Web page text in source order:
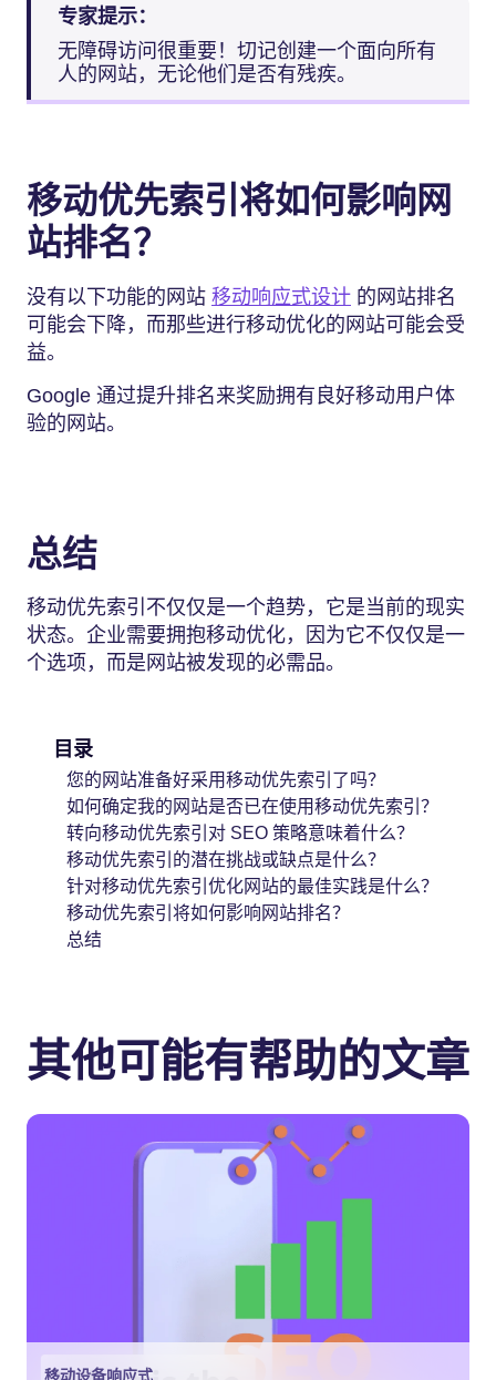
专家提示：
无障碍访问很重要！切记创建一个面向所有
人的网站，无论他们是否有残疾。
移动优先索引将如何影响网
站排名？
没有以下功能的网站 移动响应式设计 的网站排名
可能会下降，而那些进行移动优化的网站可能会受
益。
Google 通过提升排名来奖励拥有良好移动用户体
验的网站。
总结
移动优先索引不仅仅是一个趋势，它是当前的现实
状态。企业需要拥抱移动优化，因为它不仅仅是一
个选项，而是网站被发现的必需品。
目录
您的网站准备好采用移动优先索引了吗？
如何确定我的网站是否已在使用移动优先索引？
转向移动优先索引对 SEO 策略意味着什么？
移动优先索引的潜在挑战或缺点是什么？
针对移动优先索引优化网站的最佳实践是什么？
移动优先索引将如何影响网站排名？
总结
其他可能有帮助的文章
移动设备响应式